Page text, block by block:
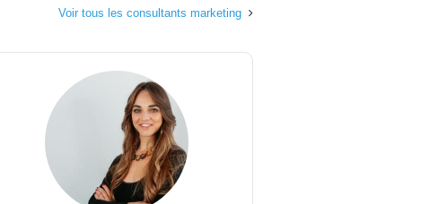
Voir tous les consultants marketing